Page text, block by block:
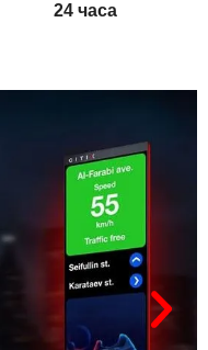
24 часа